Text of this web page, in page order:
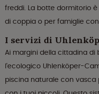
freddi. La botte dormitorio
di coppia o per famiglie
I servizi di
Ai margini della cittadina di
l'ecologico Uhlenköper-
piscina naturale con vasca